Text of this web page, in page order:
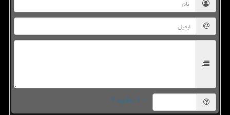
= ۶ بعلاوه ۳